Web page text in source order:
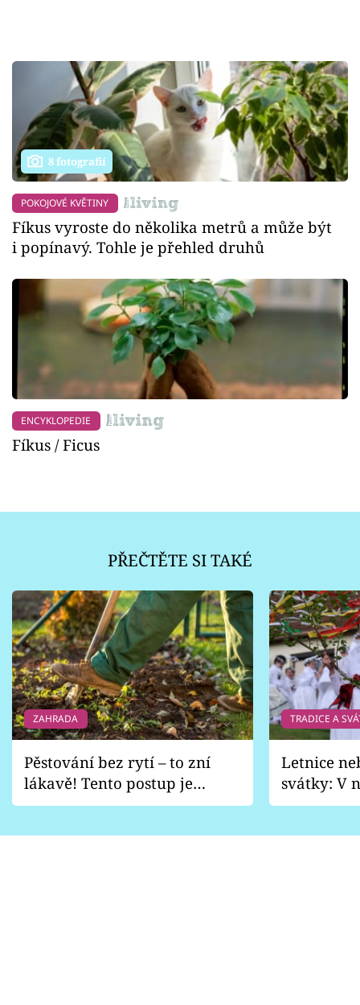
8 fotografií
POKOJOVÉ KVĚTINY
Fíkus vyroste do několika metrů a může být
i popínavý. Tohle je přehled druhů
ENCYKLOPEDIE
Fíkus / Ficus
PŘEČTĚTE SI TAKÉ
ZAHRADA
Pěstování bez rytí – to zní
lákavě! Tento postup je
vhodný jen pro některé
TRADICE A
Letnice
svátky: V
pondělí